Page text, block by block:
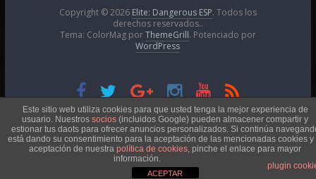
Copyright © 2026 Elite: Dangerous ESP. Todos los
derechos reservados..
Tema: ColorMag porThemeGrill. Potenciado por
WordPress
Esta obra está bajo unaLicencia Creative Commons
Atribución-NoComercial 4.0 Internacional
Este sitio web utiliza cookies para que usted tenga la mejor experiencia de
usuario. Nuestros socios (incluidos Google) pueden almacener compartir y
estionar tus daots para ofrecer anuncios personalizados. Si continúa
está dando su consentimiento para la aceptación de las mencionadas cookies y
aceptación de nuestra política de cookies, pinche el enlace para mayor
información.
plugin
ACEPTAR